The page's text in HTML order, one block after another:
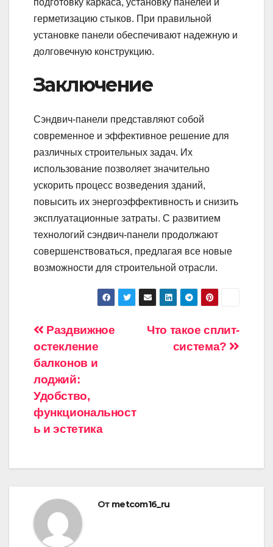
подготовку каркаса, установку панелей и
герметизацию стыков. При правильной
установке панели обеспечивают надежную и
долговечную конструкцию.
Заключение
Сэндвич-панели представляют собой
современное и эффективное решение для
различных строительных задач. Их
использование позволяет значительно
ускорить процесс возведения зданий,
повысить их энергоэффективность и снизить
эксплуатационные затраты. С развитием
технологий сэндвич-панели продолжают
совершенствоваться, предлагая все новые
возможности для строительной отрасли.
Навигация
по
записям
Что такое сплит-
система?
Раздвижное
остекление
балконов и
лоджий:
Удобство,
функциональност
ь и эстетика
От metcom16_ru